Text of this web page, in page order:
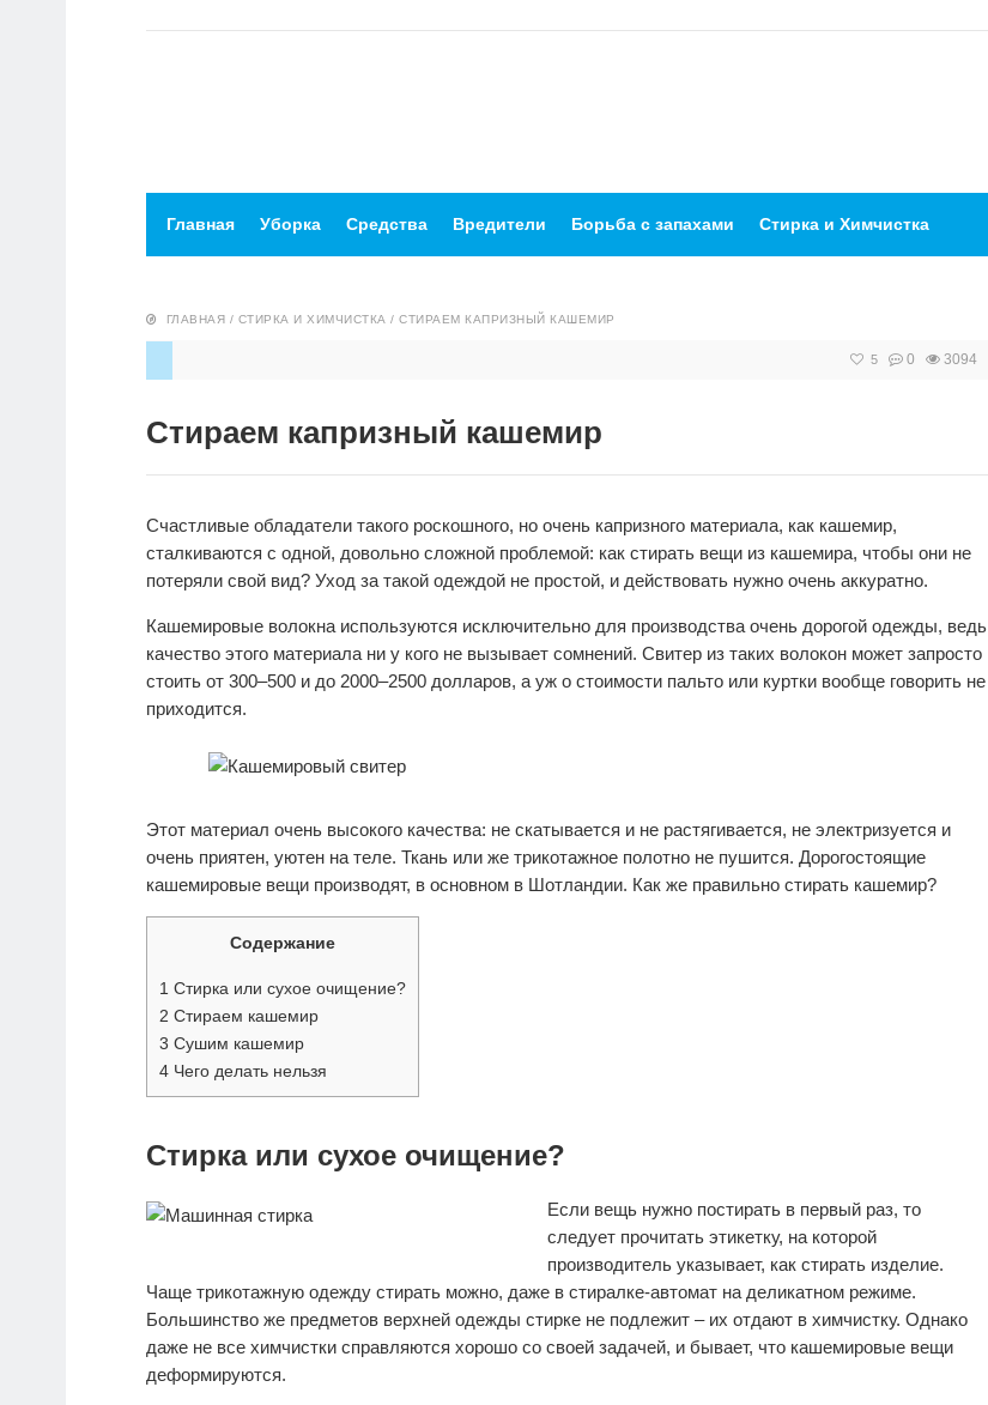
Главная Уборка Средства Вредители Борьба с запахами Стирка и Химчистка
ГЛАВНАЯ / СТИРКА И ХИМЧИСТКА / СТИРАЕМ КАПРИЗНЫЙ КАШЕМИР
5 0 3094
Стираем капризный кашемир
Счастливые обладатели такого роскошного, но очень капризного материала, как кашемир,
сталкиваются с одной, довольно сложной проблемой: как стирать вещи из кашемира, чтобы они не
потеряли свой вид? Уход за такой одеждой не простой, и действовать нужно очень аккуратно.
Кашемировые волокна используются исключительно для производства очень дорогой одежды, ведь
качество этого материала ни у кого не вызывает сомнений. Свитер из таких волокон может запросто
стоить от 300–500 и до 2000–2500 долларов, а уж о стоимости пальто или куртки вообще говорить не
приходится.
Этот материал очень высокого качества: не скатывается и не растягивается, не электризуется и
очень приятен, уютен на теле. Ткань или же трикотажное полотно не пушится. Дорогостоящие
кашемировые вещи производят, в основном в Шотландии. Как же правильно стирать кашемир?
Содержание
1 Стирка или сухое очищение?
2 Стираем кашемир
3 Сушим кашемир
4 Чего делать нельзя
Стирка или сухое очищение?
Если вещь нужно постирать в первый раз, то
следует прочитать этикетку, на которой
производитель указывает, как стирать изделие.
Чаще трикотажную одежду стирать можно, даже в стиралке-автомат на деликатном режиме.
Большинство же предметов верхней одежды стирке не подлежит – их отдают в химчистку. Однако
даже не все химчистки справляются хорошо со своей задачей, и бывает, что кашемировые вещи
деформируются.